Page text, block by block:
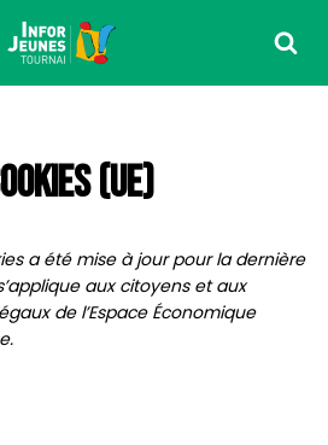
(UE)
a été mise à jour pour la dernière
aux citoyens et aux
de l’Espace Économique